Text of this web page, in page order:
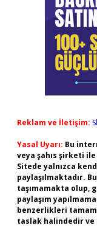
Reklam ve İletişim:
Yasal Uyarı: Bu
veya şahıs şirketi
Sitede yalnızca
paylaşılmaktadır.
taşımamakta olup,
paylaşım
benzerlikleri
taslak halindedir ve